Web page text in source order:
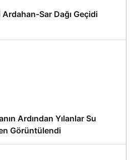
Sar Dağı Geçidi
Ardından Yılanlar Su
Görüntülendi